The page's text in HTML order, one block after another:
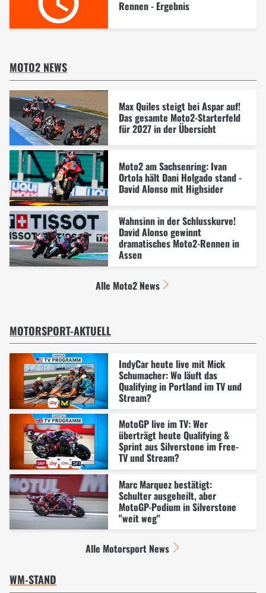
Rennen - Ergebnis
MOTO2 NEWS
Max Quiles steigt bei Aspar auf!
Das gesamte Moto2-Starterfeld
für 2027 in der Übersicht
Moto2 am Sachsenring: Ivan
Ortola hält Dani Holgado stand -
David Alonso mit Highsider
Wahnsinn in der Schlusskurve!
David Alonso gewinnt
dramatisches Moto2-Rennen in
Assen
Alle Moto2 News
MOTORSPORT-AKTUELL
IndyCar heute live mit Mick
Schumacher: Wo läuft das
Qualifying in Portland im TV und
Stream?
MotoGP live im TV: Wer
überträgt heute Qualifying &
Sprint aus Silverstone im Free-
TV und Stream?
Marc Marquez bestätigt:
Schulter ausgeheilt, aber
MotoGP-Podium in Silverstone
"weit weg"
Alle Motorsport News
WM-STAND